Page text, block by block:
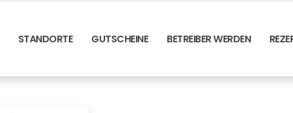
STANDORTE GUTSCHEINE BETREIBER WERDEN